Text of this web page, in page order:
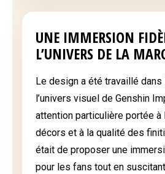
UNE IMMERSION
L’UNIVERS DE LA
Le design a été travaillé
l’univers visuel de Genshin
attention particulière portée
décors et à la qualité des
était de proposer une
pour les fans tout en